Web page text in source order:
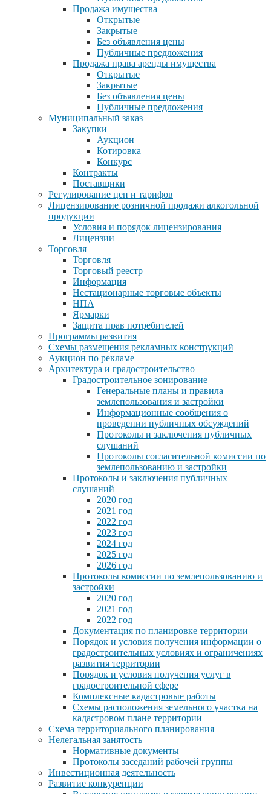
Продажа имущества
Открытые
Закрытые
Без объявления цены
Публичные предложения
Продажа права аренды имущества
Открытые
Закрытые
Без объявления цены
Публичные предложения
Муниципальный заказ
Закупки
Аукцион
Котировка
Конкурс
Контракты
Поставщики
Регулирование цен и тарифов
Лицензирование розничной продажи алкогольной
продукции
Условия и порядок лицензирования
Лицензии
Торговля
Торговля
Торговый реестр
Информация
Нестационарные торговые объекты
НПА
Ярмарки
Защита прав потребителей
Программы развития
Схемы размещения рекламных конструкций
Аукцион по рекламе
Архитектура и градостроительство
Градостроительное зонирование
Генеральные планы и правила
землепользования и застройки
Информационные сообщения о
проведении публичных обсуждений
Протоколы и заключения публичных
слушаний
Протоколы согласительной комиссии по
землепользованию и застройки
Протоколы и заключения публичных
слушаний
2020 год
2021 год
2022 год
2023 год
2024 год
2025 год
2026 год
Протоколы комиссии по землепользованию и
застройки
2020 год
2021 год
2022 год
Документация по планировке территории
Порядок и условия получения информации о
градостроительных условиях и ограничениях
развития территории
Порядок и условия получения услуг в
градостроительной сфере
Комплексные кадастровые работы
Схемы расположения земельного участка на
кадастровом плане территории
Схема территориального планирования
Нелегальная занятость
Нормативные документы
Протоколы заседаний рабочей группы
Инвестиционная деятельность
Развитие конкуренции